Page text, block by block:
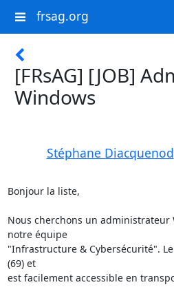
frsag.org
[FRsAG] [JOB]
Windows
Stéphane Diacquenod
Bonjour la liste,
Nous cherchons un
notre équipe
"Infrastructure & Cybersécurité".
(69) et
est facilement accessible en